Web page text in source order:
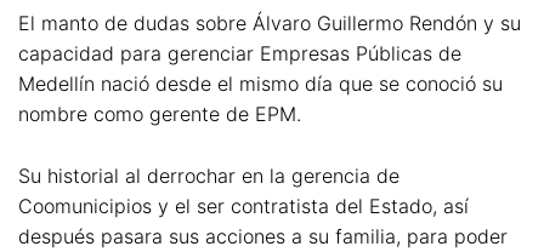
El manto de dudas sobre Álvaro Guillermo Rendón y su
capacidad para gerenciar Empresas Públicas de
Medellín nació desde el mismo día que se conoció su
nombre como gerente de EPM.
Su historial al derrochar en la gerencia de
Coomunicipios y el ser contratista del Estado, así
después pasara sus acciones a su familia, para poder